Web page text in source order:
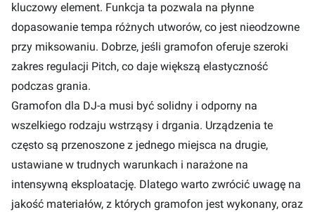
kluczowy element. Funkcja ta pozwala na płynne
dopasowanie tempa różnych utworów, co jest nieodzowne
przy miksowaniu. Dobrze, jeśli gramofon oferuje szeroki
zakres regulacji Pitch, co daje większą elastyczność
podczas grania.
Gramofon dla DJ-a musi być solidny i odporny na
wszelkiego rodzaju wstrząsy i drgania. Urządzenia te
często są przenoszone z jednego miejsca na drugie,
ustawiane w trudnych warunkach i narażone na
intensywną eksploatację. Dlatego warto zwrócić uwagę na
jakość materiałów, z których gramofon jest wykonany, oraz